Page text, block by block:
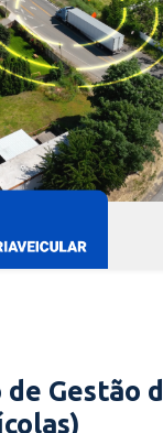
de Gestão